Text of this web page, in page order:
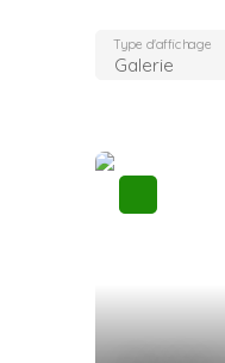
Galerie
Type d'affichage